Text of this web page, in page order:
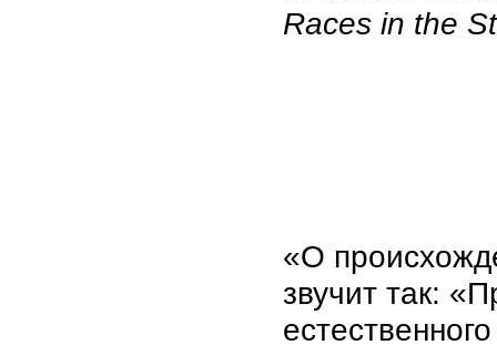
Races in the
«О
звучит так: